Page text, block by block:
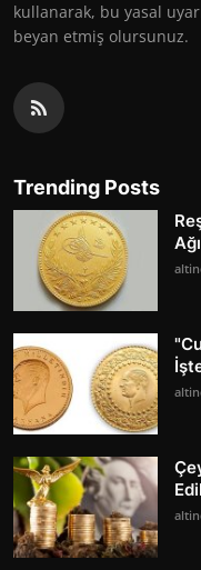
kullanarak, bu yasal
beyan etmiş olursunuz.
Trending Posts